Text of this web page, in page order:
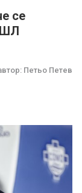
се
ШЛ
Петьо Петев